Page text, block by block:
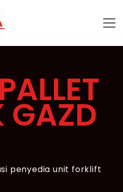
GAZD
penyedia unit forklift